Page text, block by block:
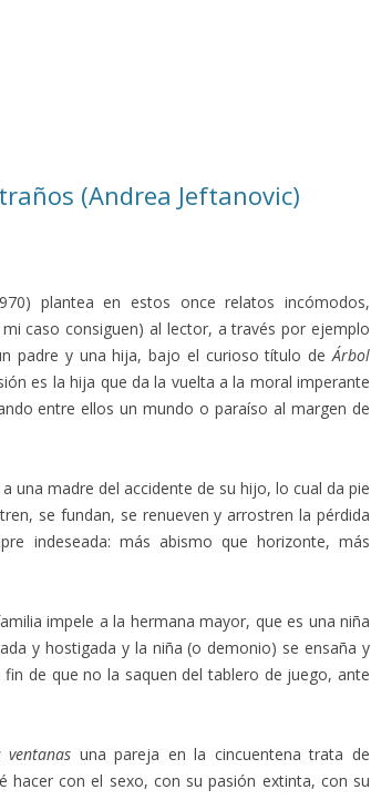
(Andrea Jeftanovic)
plantea en estos once relatos incómodos,
caso consiguen) al lector, a través por ejemplo
padre y una hija, bajo el curioso título de Árbol
es la hija que da la vuelta a la moral imperante
entre ellos un mundo o paraíso al margen de
una madre del accidente de su hijo, lo cual da pie
se fundan, se renueven y arrostren la pérdida
indeseada: más abismo que horizonte, más
impele a la hermana mayor, que es una niña
y hostigada y la niña (o demonio) se ensaña y
de que no la saquen del tablero de juego, ante
una pareja en la cincuentena trata de
hacer con el sexo, con su pasión extinta, con su